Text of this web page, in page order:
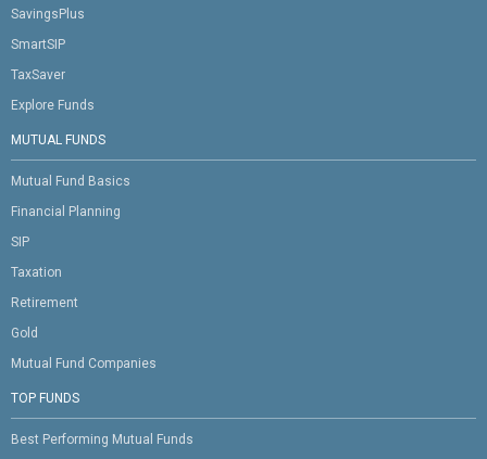
SavingsPlus
SmartSIP
TaxSaver
Explore Funds
MUTUAL FUNDS
Mutual Fund Basics
Financial Planning
SIP
Taxation
Retirement
Gold
Mutual Fund Companies
TOP FUNDS
Best Performing Mutual Funds